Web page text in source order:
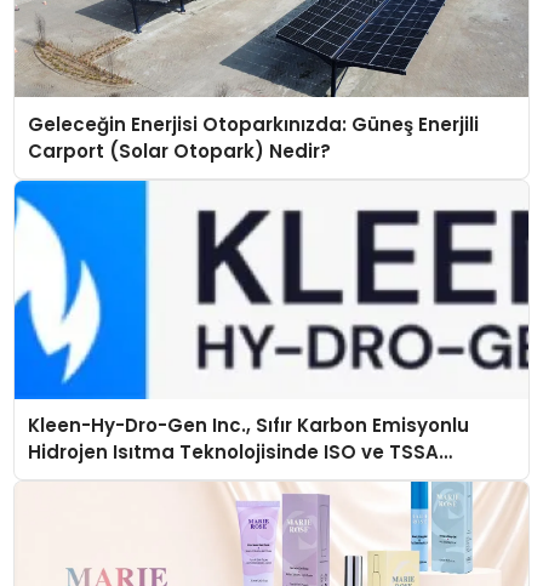
Geleceğin Enerjisi Otoparkınızda: Güneş Enerjili
Carport (Solar Otopark) Nedir?
Kleen-Hy-Dro-Gen Inc., Sıfır Karbon Emisyonlu
Hidrojen Isıtma Teknolojisinde ISO ve TSSA
Düzenleyici Onaylarını Aldı